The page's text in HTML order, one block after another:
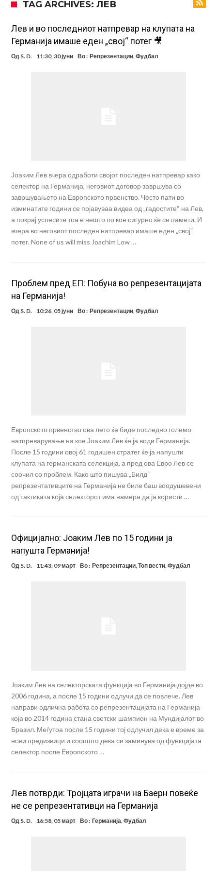
Реал Мадрид ја прекинува потрагата по нов играч за врска
Мекгрегор успешно опериран: Коленото е средено, се враќам
посилен од кога било
Ханси Флик не жали долго за Араухо, туку брзо најде замена во
англиската Премиер лига
Играч на Барселона бесен го напушти тренингот по
TAG ARCHIVES: ЛЕВ
Лев и во последниот натпревар на клупата на
Германија имаше еден „свој“ потег 🎥
Од S. D. 11:30, 30 јуни Во : Репрезентации, Фудбал
Јоаким Лев вчера одработи својот последен натпревар како
селектор на Германија, неговиот договор завршува со
завршувањето на Европското првенство. Често пати во
изминатите години се појавуваа видеа од „гадостите“ на Лев,
а покрај успесите тоа е нешто по кое сигурно ќе се памети. И
вчера во неговиот последен натпревар имаше еден „свој“
потег. None of us will miss Joachim Low …
Проблем пред ЕП: Побуна во репрезентацијата
на Германија!
Од S. D. 10:26, 05 јуни Во : Репрезентации,Фудбал
Европското првенство ова лето ќе биде последно големо
натпреварување на кое Јоаким Лев ќе ја води Германија.
После 15 години овој 61 годишен стратег ќе ја напушти
клупата на германската селекција, а пред ова Евро Лев се
соочил со проблем. Како што пишува „Билд“
репрезентативците на Германија не биле баш воодушевени
од тактиката која селекторот има намера да ја користи …
Oфицијално: Јоаким Лев по 15 години ја
напушта Германија!
Од S. D. 11:43, 09 март Во : Репрезентации,Топ вести,Фудбал
Joaким Лев на селекторската функција во Германија дојде во
2006 година, а после 15 години одлучи да се повлече. Лев
направи одлична работа со репрезентацијата на Германија
која во 2014 година стана светски шампион на Мундијалот во
Бразил. Меѓутоа после 15 години тој одлучил дека е време за
нови предизвици и соопшто дека си заминува од функцијата
селектор после Европското …
Лев потврди: Тројцата играчи на Баерн повеќе
не се репрезентативци на Германија
Од S. D. 16:58, 05 март Во : Германија Фудбал